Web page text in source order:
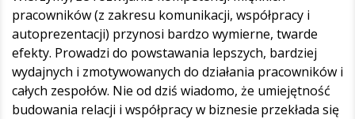
pracowników (z zakresu komunikacji, współpracy i
autoprezentacji) przynosi bardzo wymierne, twarde
efekty. Prowadzi do powstawania lepszych, bardziej
wydajnych i zmotywowanych do działania pracowników i
całych zespołów. Nie od dziś wiadomo, że umiejętność
budowania relacji i współpracy w biznesie przekłada się